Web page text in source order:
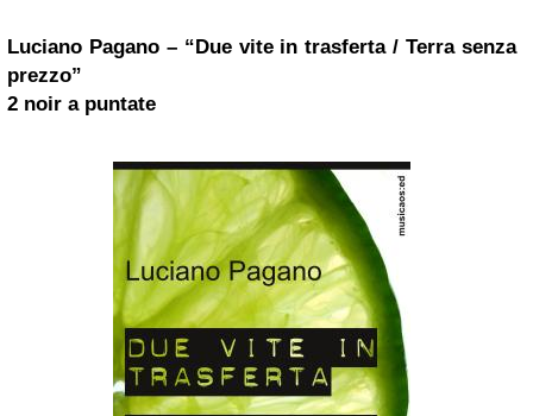
Luciano Pagano – “Due vite in trasferta / Terra senza
prezzo”
2 noir a puntate